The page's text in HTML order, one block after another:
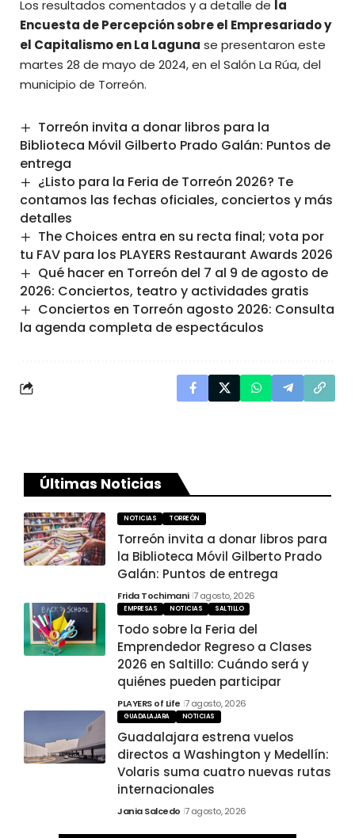
Los resultados comentados y a detalle de la
Encuesta de Percepción sobre el Empresariado y
el Capitalismo en La Laguna se presentaron este
martes 28 de mayo de 2024, en el Salón La Rúa, del
municipio de Torreón.
Torreón invita a donar libros para la
Biblioteca Móvil Gilberto Prado Galán: Puntos de
entrega
¿Listo para la Feria de Torreón 2026? Te
contamos las fechas oficiales, conciertos y más
detalles
The Choices entra en su recta final; vota por
tu FAV para los PLAYERS Restaurant Awards 2026
Qué hacer en Torreón del 7 al 9 de agosto de
2026: Conciertos, teatro y actividades gratis
Conciertos en Torreón agosto 2026: Consulta
la agenda completa de espectáculos
Últimas Noticias
NOTICIAS TORREÓN
Torreón invita a donar libros para
la Biblioteca Móvil Gilberto Prado
Galán: Puntos de entrega
Frida Tochimani 7 agosto, 2026
EMPRESAS NOTICIAS SALTILLO
Todo sobre la Feria del
Emprendedor Regreso a Clases
2026 en Saltillo: Cuándo será y
quiénes pueden participar
PLAYERS of Life 7 agosto, 2026
GUADALAJARA NOTICIAS
Guadalajara estrena vuelos
directos a Washington y Medellín:
Volaris suma cuatro nuevas rutas
internacionales
Jania Salcedo 7 agosto, 2026